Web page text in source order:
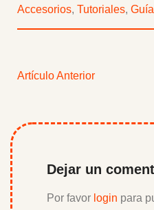
Accesorios, Tutoriales, Guía
Artículo Anterior
Dejar un
Por favor login para